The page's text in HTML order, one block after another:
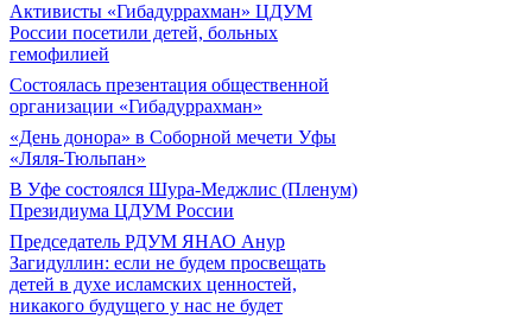
Активисты «Гибадуррахман» ЦДУМ
России посетили детей, больных
гемофилией
Состоялась презентация общественной
организации «Гибадуррахман»
«День донора» в Соборной мечети Уфы
«Ляля-Тюльпан»
В Уфе состоялся Шура-Меджлис (Пленум)
Президиума ЦДУМ России
Председатель РДУМ ЯНАО Анур
Загидуллин: если не будем просвещать
детей в духе исламских ценностей,
никакого будущего у нас не будет